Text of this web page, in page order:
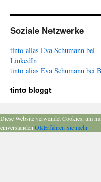
Soziale Netzwerke
tinto alias Eva Schumann bei
LinkedIn
tinto alias Eva Schumann bei
tinto bloggt
Diese Website verwendet Cookies, um
einverstanden.OKErfahren Sie mehr.